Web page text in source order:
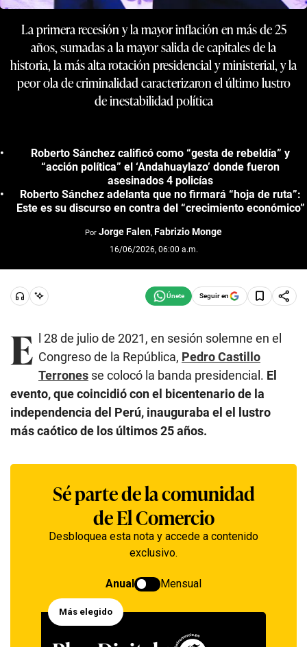
La primera recesión y la mayor inflación en más de 25
años, sumadas a la mayor salida de capitales de la
historia, la más alta rotación presidencial y ministerial, y la
peor ola de criminalidad caracterizaron el último lustro
de inestabilidad política
Roberto Sánchez calificó como “gesta de rebeldía” y
“acción política” el ‘Andahuaylazo’ donde fueron
asesinados 4 policías
Roberto Sánchez adelanta que no firmará “hoja de ruta”:
Este es su discurso en contra del “crecimiento económico”
Por Jorge Falen, Fabrizio Monge
16/06/2026, 06:00 a.m.
Seguir en
E l 28 de julio de 2021, en sesión solemne en el
Congreso de la República, Pedro Castillo
Terrones se colocó la banda presidencial. El
evento, que coincidió con el bicentenario de la
independencia del Perú, inauguraba el el lustro
más caótico de los últimos 25 años.